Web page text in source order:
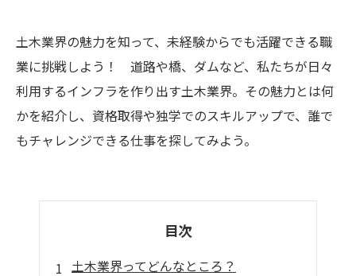
土木業界の魅力を知って、未経験からでも活躍できる職
業に挑戦しよう！ 道路や橋、ダムなど、私たちが日々
利用するインフラを作り出す土木業界。その魅力とは何
かを紹介し、資格取得や独学でのスキルアップで、誰で
もチャレンジできる仕事を探してみよう。
目次
土木業界ってどんなところ？